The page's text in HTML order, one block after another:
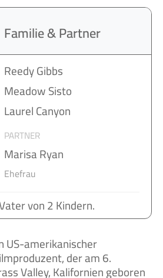
Familie & Partner
Reedy Gibbs
Meadow Sisto
Laurel Canyon
PARTNER
Marisa Ryan
Ehefrau
von 2 Kindern.
der am 6.
Valley, Kalifornien geboren